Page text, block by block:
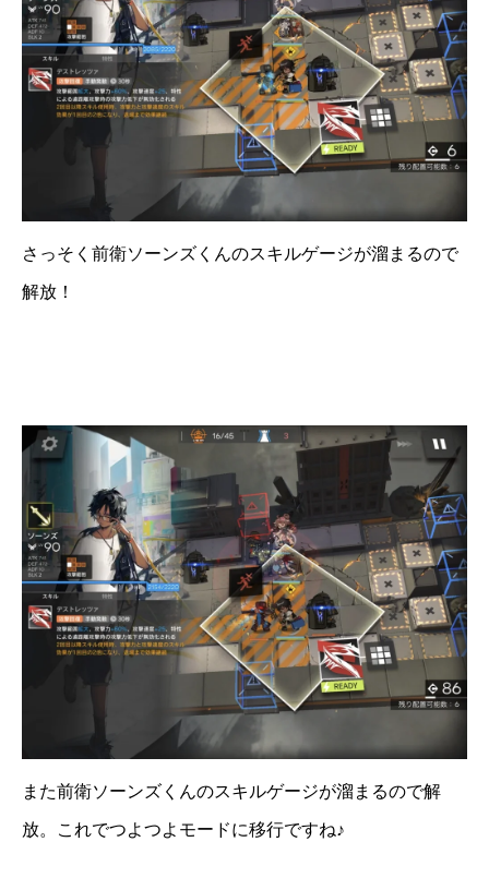
さっそく前衛ソーンズくんのスキルゲージが溜まるので
解放！
また前衛ソーンズくんのスキルゲージが溜まるので解
放。これでつよつよモードに移行ですね♪